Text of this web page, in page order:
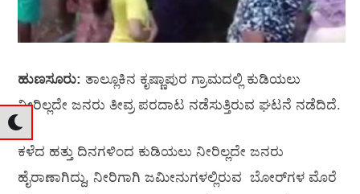
ಹುಣಸೂರು: ತಾಲ್ಲೂಕಿನ ಕೃಷ್ಣಾಪುರ ಗ್ರಾಮದಲ್ಲಿ ಕುಡಿಯಲು
ನೀರಿಲ್ಲದೇ ಜನರು ತೀವ್ರ ಪರದಾಟ ನಡೆಸುತ್ತಿರುವ ಘಟನೆ ನಡೆದಿದೆ.
ಕಳೆದ ಹತ್ತು ದಿನಗಳಿಂದ ಕುಡಿಯಲು ನೀರಿಲ್ಲದೇ ಜನರು
ಹೈರಾಣಾಗಿದ್ದು, ನೀರಿಗಾಗಿ ಜಮೀನುಗಳಲ್ಲಿರುವ ಬೋರ್‌ಗಳ ಮೊರೆ